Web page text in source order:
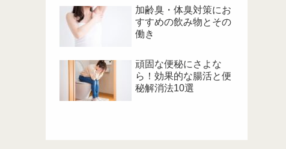
加齢臭・体臭対策にお
すすめの飲み物とその
働き
頑固な便秘にさよな
ら！効果的な腸活と便
秘解消法10選